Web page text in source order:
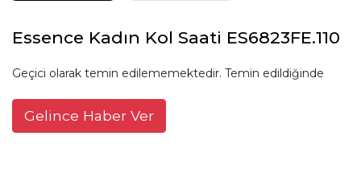
Essence Kadın Kol Saati ES6823FE.110
Geçici olarak temin edilememektedir. Temin edildiğinde
Gelince Haber Ver